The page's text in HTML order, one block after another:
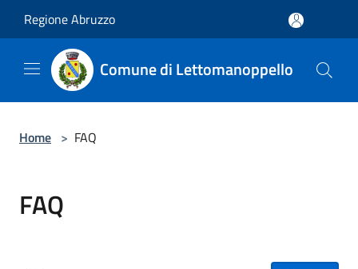
Regione Abruzzo
Comune di Lettomanoppello
Home > FAQ
FAQ